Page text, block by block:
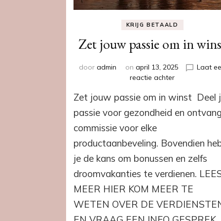
KRIJG BETAALD
Zet jouw passie om in
dooradmin onapril 13, 2025
Laat
reactie achterop
jouw
om
winst
Zet jouw passie om in winst Deel
passie voor gezondheid en ontvang
commissie voor elke
productaanbeveling. Bovendien
je de kans om bonussen en zelfs
droomvakanties te verdienen.
MEER HIER KOM MEER TE
WETEN OVER DE